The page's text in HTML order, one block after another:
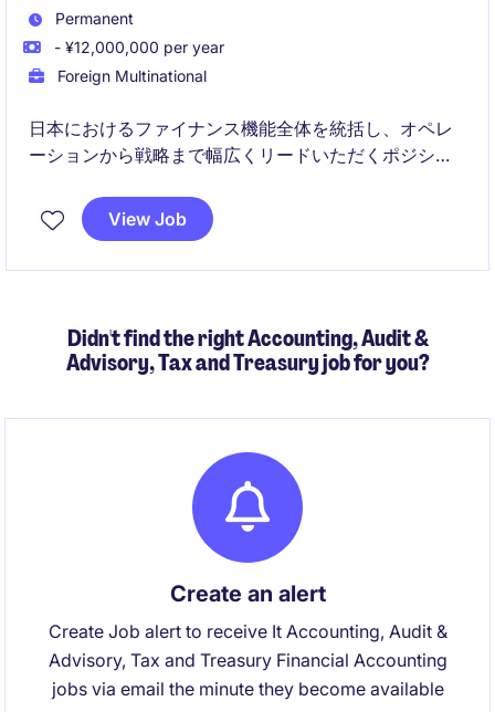
Permanent
- ¥12,000,000 per year
Foreign Multinational
日本におけるファイナンス機能全体を統括し、オペレ
ーションから戦略まで幅広くリードいただくポジショ
改善およびグローバル連携を推進していただきます。
View Job
Didn't find the right Accounting, Audit &
Advisory, Tax and Treasury job for you?
Create an alert
Create Job alert to receive It Accounting, Audit &
Advisory, Tax and Treasury Financial Accounting
jobs via email the minute they become available